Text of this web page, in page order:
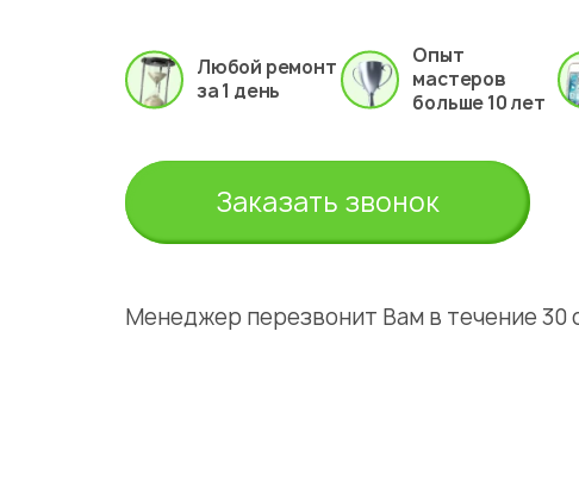
Любой ремонт
за 1 день
Опыт
мастеров
больше 10 лет
Заказать звонок
Менеджер перезвонит Вам в течение 30